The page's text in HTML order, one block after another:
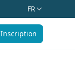
FR
Inscription